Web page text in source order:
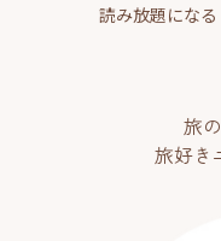
読み放題にな
旅
旅好き